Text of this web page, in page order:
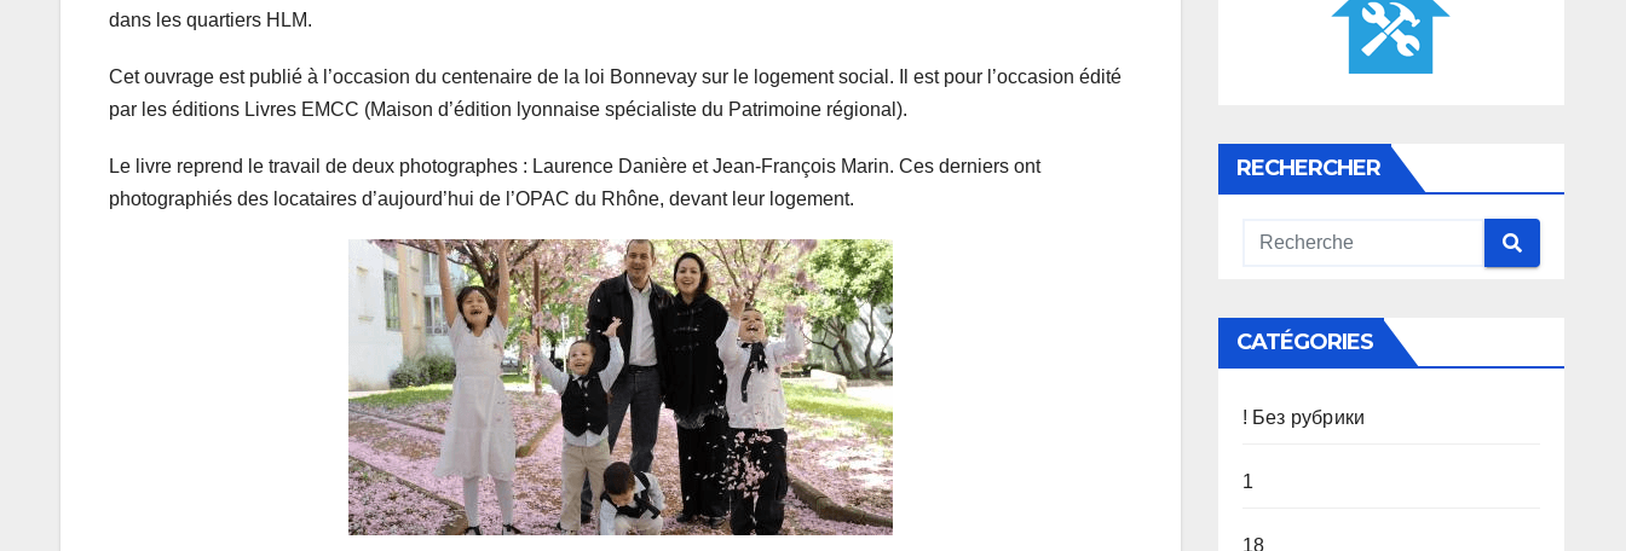
dans les quartiers HLM.
Cet ouvrage est publié à l’occasion du centenaire de la loi Bonnevay sur le logement social. Il est pour l’occasion édité
par les éditions Livres EMCC (Maison d’édition lyonnaise spécialiste du Patrimoine régional).
Le livre reprend le travail de deux photographes : Laurence Danière et Jean-François Marin. Ces derniers ont
photographiés des locataires d’aujourd’hui de l’OPAC du Rhône, devant leur logement.
RECHERCHER
CATÉGORIES
! Без рубрики
1
18